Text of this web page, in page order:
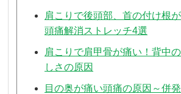
肩こりで後頭部、首の付け根
頭痛解消ストレッチ4選
肩こりで肩甲骨が痛い！背中
しさの原因
目の奥が痛い頭痛の原因～併